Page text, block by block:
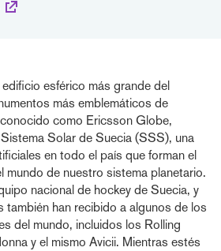
esférico más grande del
más emblemáticos de
como Ericsson Globe,
Solar de Suecia (SSS), una
en todo el país que forman el
mundo de nuestro sistema planetario.
nacional de hockey de Suecia, y
también han recibido a algunos de los
del mundo, incluidos los Rolling
y el mismo Avicii. Mientras estés